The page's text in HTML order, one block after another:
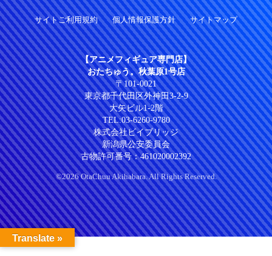
サイトご利用規約 個人情報保護方針 サイトマップ
【アニメフィギュア専門店】
おたちゅう。秋葉原1号店
〒101-0021
東京都千代田区外神田3-2-9
大矢ビル1-2階
TEL:03-6260-9780
株式会社ビイブリッジ
新潟県公安委員会
古物許可番号：461020002392
©2026 OtaChuu Akihabara. All Rights Reserved.
Translate »